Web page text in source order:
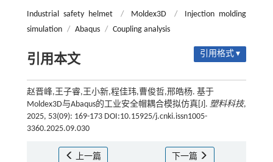
Industrial safety helmet / Moldex3D /
Injection molding
simulation / Abaqus / Coupling analysis
引用本文 引用格式 ▾
赵晋峰,王子睿,王小新,程佳玮,曹俊哲,邢皓杨. 基于
Moldex3D与Abaqus的工业安全帽耦合模拟仿真[J]. 塑料科技,
2025, 53(09): 169-173 DOI:10.15925/j.cnki.issn1005-
3360.2025.09.030
上一篇 下一篇